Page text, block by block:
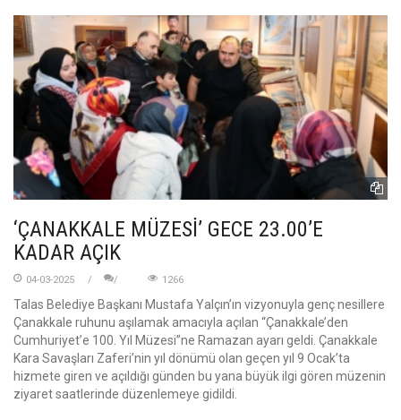
‘ÇANAKKALE MÜZESİ’ GECE 23.00’E
KADAR AÇIK
04-03-2025 1266
Talas Belediye Başkanı Mustafa Yalçın’ın vizyonuyla genç nesillere
Çanakkale ruhunu aşılamak amacıyla açılan “Çanakkale’den
Cumhuriyet’e 100. Yıl Müzesi”ne Ramazan ayarı geldi. Çanakkale
Kara Savaşları Zaferi’nin yıl dönümü olan geçen yıl 9 Ocak’ta
hizmete giren ve açıldığı günden bu yana büyük ilgi gören müzenin
ziyaret saatlerinde düzenlemeye gidildi.